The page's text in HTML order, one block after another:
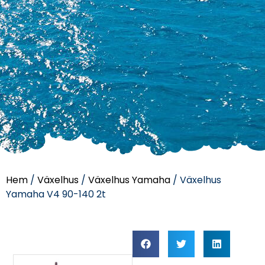
Hem / Växelhus / Växelhus Yamaha / Växelhus
Yamaha V4 90-140 2t